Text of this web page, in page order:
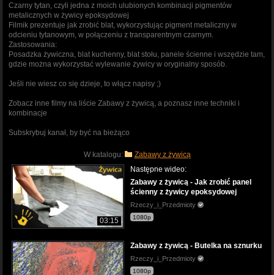
Czarny tytan, czyli jedna z moich ulubionych kombinacji pigmentów
metalicznych w żywicy epoksydowej
Filmik prezentuje jak zrobić blat, wykorzystując pigment metaliczny w
odcieniu tytanowym, w połączeniu z transparentnym czarnym.
Zastosowania:
Posadzka żywiczna, blat kuchenny, blat stołu, panele ścienne i wszędzie tam,
gdzie można wykorzystać wylewanie żywicy w oryginalny sposób.
Jeśli nie wiesz co się dzieje, to włącz napisy ;)
Zobacz inne filmy na liście Zabawy z żywicą, a poznasz inne techniki i
kombinacje
Subskrybuj kanał, by być na bieżąco
W katalogu: Zabawy z żywicą
03:15
Następne wideo:
Zabawy z żywicą - Jak zrobić panel
ścienny z żywicy epoksydowej
Rzeczy_i_Przedmioty
1080p
Zabawy z żywicą - Butelka na sznurku
Rzeczy_i_Przedmioty
1080p